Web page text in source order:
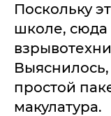
Поскольку
школе, сюда
простой
макулатура.